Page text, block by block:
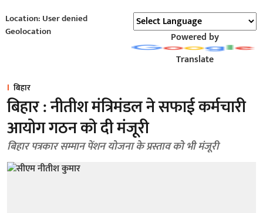
Location: User denied
Geolocation
Powered by
Translate
बिहार
बिहार : नीतीश मंत्रिमंडल ने सफाई कर्मचारी
आयोग गठन को दी मंजूरी
बिहार पत्रकार सम्मान पेंशन योजना के प्रस्ताव को भी मंजूरी